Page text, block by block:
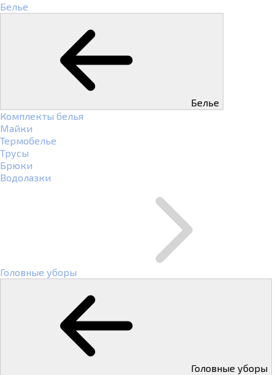
Белье
Белье
Комплекты белья
Майки
Термобелье
Трусы
Брюки
Водолазки
Головные уборы
Головные уборы